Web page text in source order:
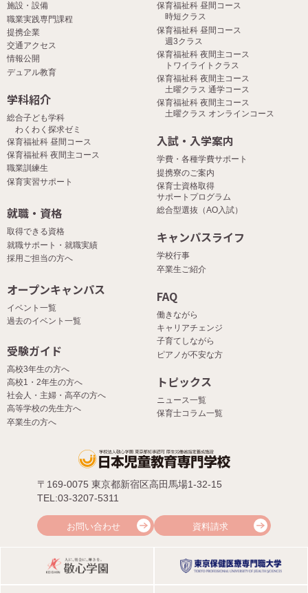
施設・設備
職業実践専門課程
提携企業
交通アクセス
情報公開
デュアル教育
保育福祉科 昼間コース
時短クラス
保育福祉科 昼間コース
週3クラス
保育福祉科 夜間主コース
トワイライトクラス
保育福祉科 夜間主コース
土曜クラス 通学コース
保育福祉科 夜間主コース
土曜クラス オンラインコース
学科紹介
総合子ども学科
わくわく探求ゼミ
保育福祉科 昼間コース
保育福祉科 夜間主コース
職業訓練生
保育実習サポート
入試・入学案内
学費・各種学費サポート
提携寮のご案内
保育士資格取得
サポートプログラム
総合型選抜（AO入試）
就職・資格
取得できる資格
就職サポート・就職実績
採用ご担当の方へ
キャンパスライフ
学校行事
卒業生ご紹介
オープンキャンパス
イベント一覧
過去のイベント一覧
FAQ
働きながら
キャリアチェンジ
子育てしながら
ピアノが不安な方
受験ガイド
高校3年生の方へ
高校1・2年生の方へ
社会人・主婦・高卒の方へ
高等学校の先生方へ
卒業生の方へ
トピックス
ニュース一覧
保育士コラム一覧
〒169-0075 東京都新宿区高田馬場1-32-15
TEL:03-3207-5311
お問い合わせ 資料請求